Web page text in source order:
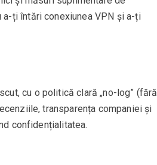
ți întări conexiunea VPN și a-ți
cu o politică clară „no-log” (fără
transparența companiei și
confidențialitatea.